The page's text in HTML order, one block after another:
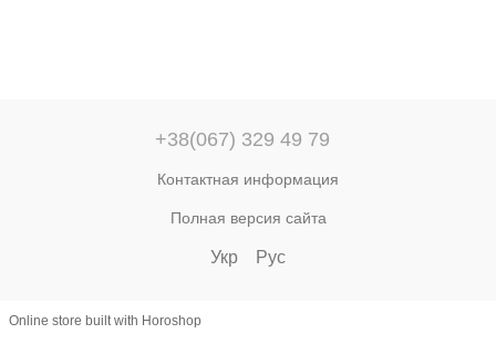
+38(067) 329 49 79
Контактная информация
Полная версия сайта
Укр Рус
Online store built with Horoshop